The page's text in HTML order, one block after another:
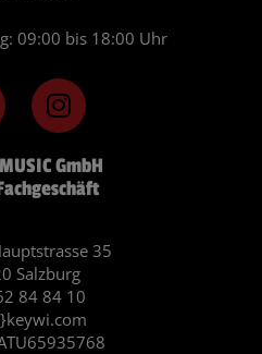
GmbH
35
Salzburg
84 84 10
I
n
s
t
a
r
a
m
09:00 bis 18:00 Uhr